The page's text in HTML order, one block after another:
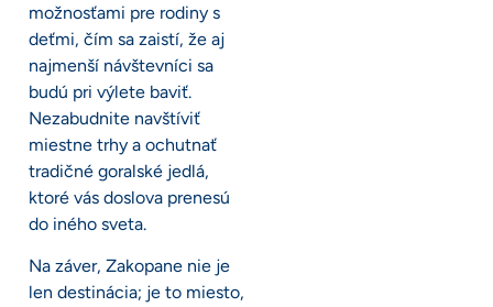
možnosťami pre rodiny s
deťmi, čím sa zaistí, že aj
najmenší návštevníci sa
budú pri výlete baviť.
Nezabudnite navštíviť
miestne trhy a ochutnať
tradičné goralské jedlá,
ktoré vás doslova prenesú
do iného sveta.
Na záver, Zakopane nie je
len destinácia; je to miesto,